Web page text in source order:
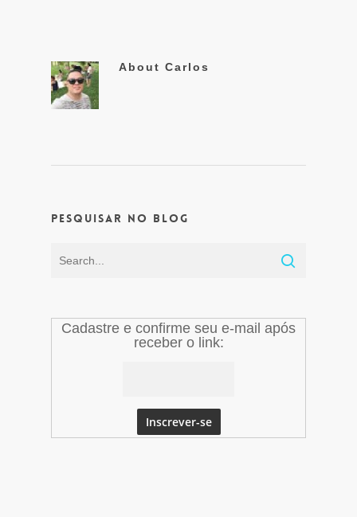
About Carlos
Pesquisar no Blog
Cadastre e confirme seu e-mail após
receber o link: